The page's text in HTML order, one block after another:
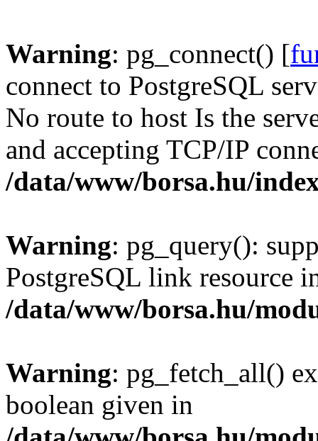
Warning: pg_connect() [
connect to PostgreSQL
No route to host Is the
and accepting TCP/IP
/data/www/borsa.hu/
Warning: pg_query():
PostgreSQL link resource
/data/www/borsa.hu/
Warning: pg_fetch_all()
boolean given in